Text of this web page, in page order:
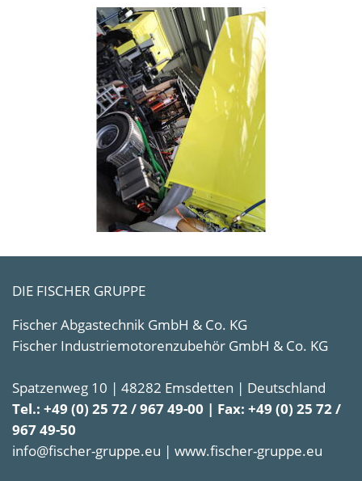
DIE FISCHER GRUPPE
Fischer Abgastechnik GmbH & Co. KG
Fischer Industriemotorenzubehör GmbH & Co. KG
Spatzenweg 10 | 48282 Emsdetten | Deutschland
Tel.: +49 (0) 25 72 / 967 49-00 | Fax: +49 (0) 25 72 /
967 49-50
info@fischer-gruppe.eu | www.fischer-gruppe.eu